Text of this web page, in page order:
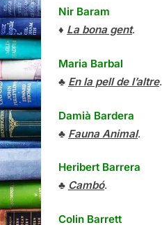
Nir Baram
♦ La bona gent.
Maria Barbal
♣ En la pell de l’altre.
Damià Bardera
♣ Fauna Animal.
Heribert Barrera
♣ Cambó.
Colin Barrett